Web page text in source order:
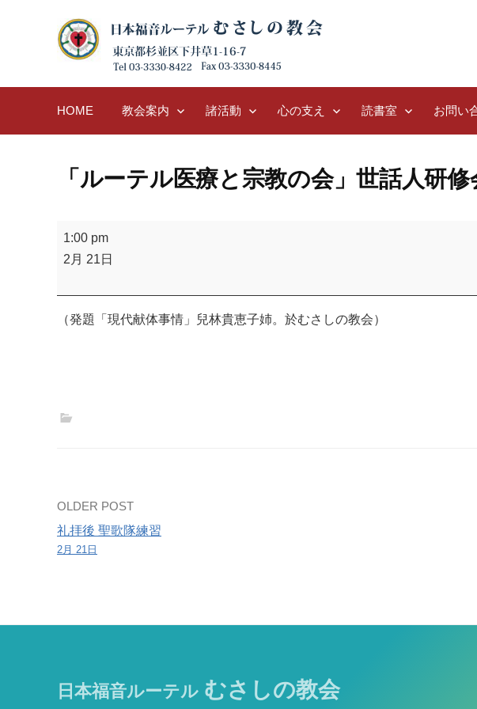
HOME 教会案内 諸活動 心の支え 読書室 お問い
「ルーテル医療と宗教の会」世話人研修
「ル
ー
ル
医
の
人
研
修
1:00 pm
2月 21日
（発題「現代献体事情」兒林貴恵子姉。於むさしの教会）
Post
navigation
OLDER POST
礼拝後 聖歌隊練習
2月 21日
日本福音ルーテル むさしの教会